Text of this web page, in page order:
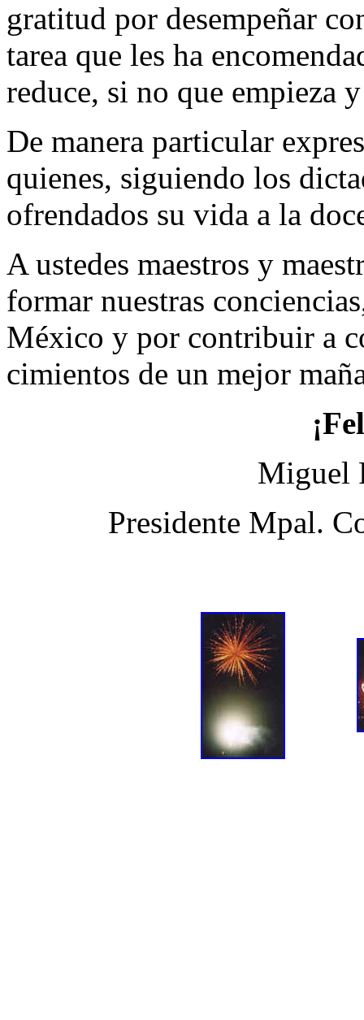
gratitud por desempeñar
tarea que les ha
reduce, si no que empieza
De manera particular
quienes, siguiendo los
ofrendados su vida a la
A ustedes maestros y
formar nuestras
México y por contribuir a
cimientos de un mejor
Miguel
Presidente Mpal.